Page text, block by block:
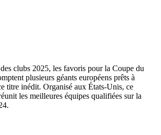
clubs 2025, les favoris pour la Coupe du
plusieurs géants européens prêts à
titre inédit. Organisé aux États-Unis, ce
les meilleures équipes qualifiées sur la